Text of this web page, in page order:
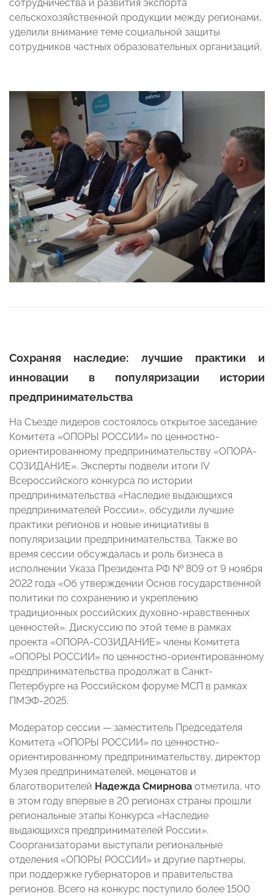
сотрудничества и развития экспорта
сельскохозяйственной продукции между регионами,
уделили внимание теме социальной защиты
сотрудников частных образовательных организаций.
Сохраняя наследие: лучшие практики и
инновации в популяризации истории
предпринимательства
На Съезде лидеров состоялось открытое заседание
Комитета «ОПОРЫ РОССИИ» по ценностно-
ориентированному предпринимательству «ОПОРА-
СОЗИДАНИЕ». Эксперты подвели итоги IV
Всероссийского конкурса по истории
предпринимательства «Наследие выдающихся
предпринимателей России», обсудили лучшие
практики регионов и новые инициативы в
популяризации предпринимательства. Также во
время сессии обсуждалась и роль бизнеса в
исполнении Указа Президента РФ № 809 от 9 ноября
2022 года «Об утверждении Основ государственной
политики по сохранению и укреплению
традиционных российских духовно-нравственных
ценностей». Дискуссию по этой теме в рамках
проекта «ОПОРА-СОЗИДАНИЕ» члены Комитета
«ОПОРЫ РОССИИ» по ценностно-ориентированному
предпринимательства продолжат в Санкт-
Петербурге на Российском форуме МСП в рамках
ПМЭФ-2025.
Модератор сессии — заместитель Председателя
Комитета «ОПОРЫ РОССИИ» по ценностно-
ориентированному предпринимательству, директор
Музея предпринимателей, меценатов и
благотворителей Надежда Смирнова отметила, что
в этом году впервые в 20 регионах страны прошли
региональные этапы Конкурса «Наследие
выдающихся предпринимателей России».
Соорганизаторами выступали региональные
отделения «ОПОРЫ РОССИИ» и другие партнеры,
при поддержке губернаторов и правительства
регионов. Всего на конкурс поступило более 1500